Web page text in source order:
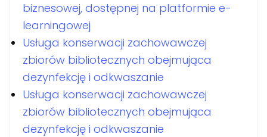
biznesowej, dostępnej na platformie e-
learningowej
Usługa konserwacji zachowawczej
zbiorów bibliotecznych obejmująca
dezynfekcję i odkwaszanie
Usługa konserwacji zachowawczej
zbiorów bibliotecznych obejmująca
dezynfekcję i odkwaszanie